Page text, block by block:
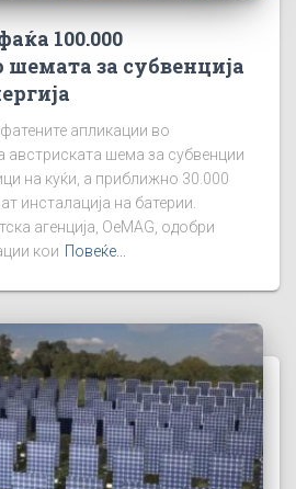
100.000
за субвенција
апликации во
австриската шема за субвенции
на куќи, а приближно 30.000
инсталација на батерии.
агенција, OeMAG, одобри
кои Повеќе...